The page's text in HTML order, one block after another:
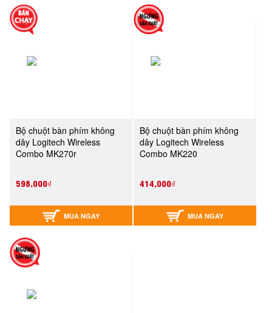
Bộ chuột bàn phím không
dây Logitech Wireless
Combo MK270r
598,000₫
MUA NGAY
Bộ chuột bàn phím không
dây Logitech Wireless
Combo MK220
414,000₫
MUA NGAY